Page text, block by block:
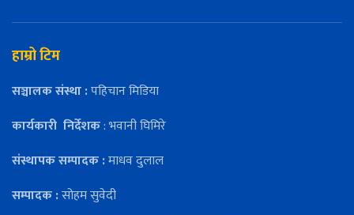
हाम्रो टिम
सञ्चालक संस्था :पहिचान मिडिया
कार्यकारी निर्देशक: भवानी घिमिरे
संस्थापक सम्पादक :माधव दुलाल
सम्पादक :सोहम सुवेदी